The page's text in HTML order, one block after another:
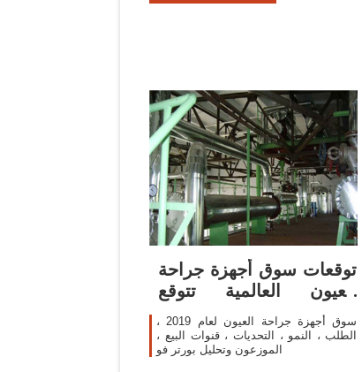
توقعات سوق أجهزة جراحة
العيون العالمية تتوقع
توقعاتسوق أجهزة جراحة العيون لعام 2019 ،
الطلب ، النمو ، التحديات ، قنوات البيع ،
الموزعون وتحليل بورتر فو